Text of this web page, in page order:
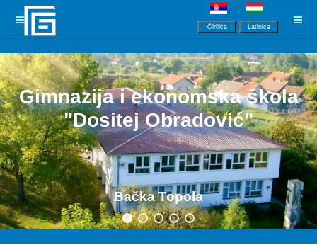
Ćirilica Latinica
Gimnazija i ekonomska škola
"Dositej Obradović"
Bačka Topola